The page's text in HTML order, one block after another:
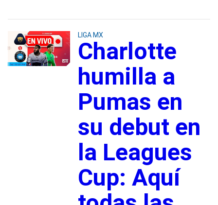
LIGA MX
Charlotte
humilla a
Pumas en
su debut en
la Leagues
Cup: Aquí